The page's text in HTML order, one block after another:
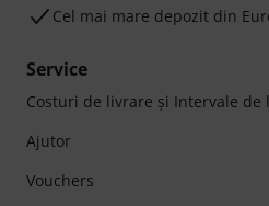
Cel mai mare depozit din
Service
Costuri de livrare şi Intervale de
Ajutor
Vouchers